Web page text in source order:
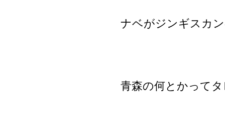
ナベがジンギスカ
青森の何とかって